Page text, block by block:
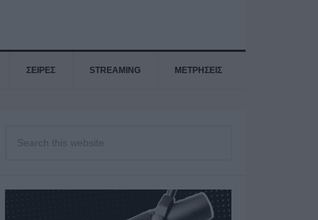
ΣΕΙΡΕΣ STREAMING ΜΕΤΡΗΣΕΙΣ